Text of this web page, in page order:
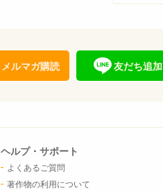
メルマガ購読 友だち追加
ヘルプ・サポート
よくあるご質問
著作物の利用について